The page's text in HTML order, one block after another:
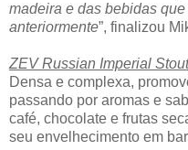
madeira e das bebidas
anteriormente”, finalizou
ZEV Russian Imperial Stout
Densa e complexa,
passando por aromas e
café, chocolate e frutas
seu envelhecimento em